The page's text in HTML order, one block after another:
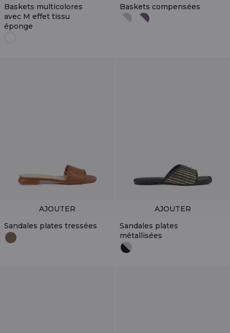
Baskets multicolores
avec M effet tissu
éponge
Baskets compensées
Sandales plates tressées
AJOUTER
Sandales plates
métallisées
AJOUTER